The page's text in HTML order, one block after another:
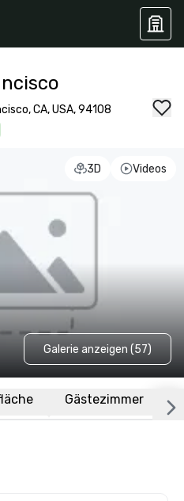
CA, USA, 94108
3D Videos
Galerie anzeigen (57)
Gästezimmer